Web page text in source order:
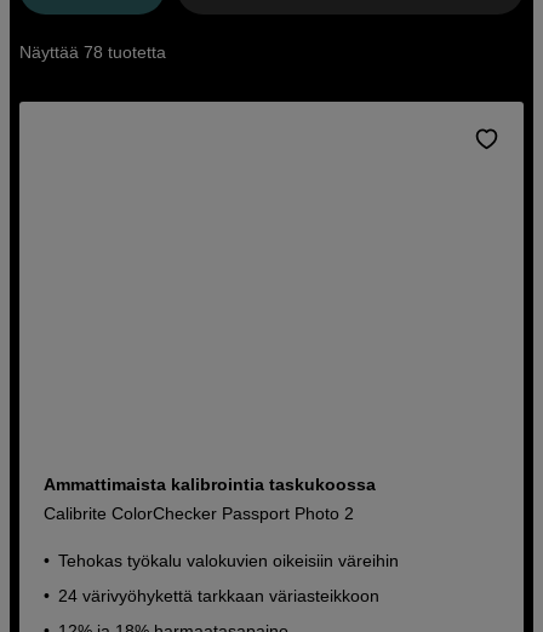
Näyttää 78 tuotetta
Ammattimaista kalibrointia taskukoossa
Calibrite ColorChecker Passport Photo 2
Tehokas työkalu valokuvien oikeisiin väreihin
24 värivyöhykettä tarkkaan väriasteikkoon